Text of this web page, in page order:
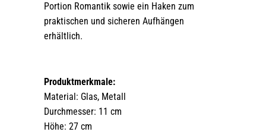
Portion Romantik sowie ein Haken zum
praktischen und sicheren Aufhängen
erhältlich.
Produktmerkmale:
Material: Glas, Metall
Durchmesser: 11 cm
Höhe: 27 cm